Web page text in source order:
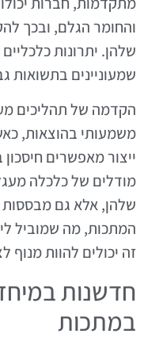
והחומר הגלם, ובכך
שלהן. יתרונות
שמעוניינים בתשואות
הקדמה של תהליכים
משמעותי בהוצאות,
ייצור מאפשרים
מודלים של כלכלה
שלהן, אלא גם מבססות
המתכות, מה שמוביל
זה יכולים להוות
חדשנות
במתכות